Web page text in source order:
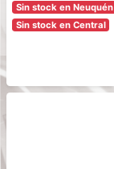
Sin stock en Neuquén
Sin stock en Central